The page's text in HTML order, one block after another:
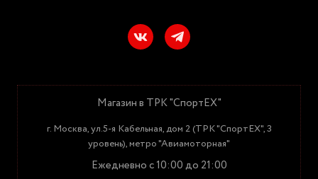
Магазин в ТРК "СпортЕХ"
г. Москва, ул.5-я Кабельная, дом 2 (ТРК "СпортЕХ", 3
уровень), метро "Авиамоторная"
Ежедневно с 10:00 до 21:00